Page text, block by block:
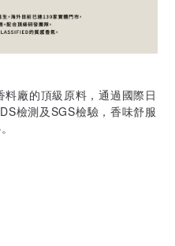
廠的頂級原料，通過國際日
檢測及SGS檢驗， 香味舒服